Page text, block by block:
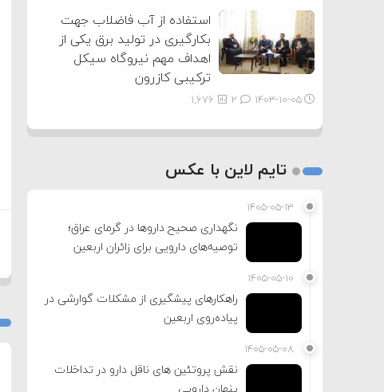
استفاده از آب فاضلاب جهت
بکارگیری در تولید برق یکی از
اهداف مهم نیروگاه سیکل
ترکیبی کازرون
۱۴۰۳-۱۰-۰۵ 1,676
تایم لاین با عکس
۱۴۰۵-۰۵-۱۳
نگهداری صحیح داروها در گرمای عراق؛
توصیه‌های دارویی برای زائران اربعین
۱۴۰۵-۰۵-۱۰
راهکارهای پیشگیری از مشکلات گوارشی در
پیاده‌روی اربعین
۱۴۰۵-۰۵-۰۸
نقش پروتئین های ناقل دارو در تداخلات